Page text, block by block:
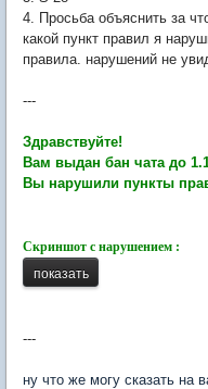
4. Просьба объяснить за
какой пункт правил я
правила. нарушений не
---
Здравствуйте!
Вам выдан бан чата до
Вы нарушили пункты
Скриншот с нарушением :
---
ну что же могу сказать на